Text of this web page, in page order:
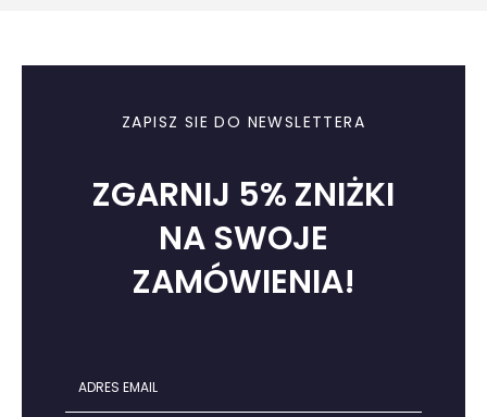
ZAPISZ SIE DO NEWSLETTERA
ZGARNIJ 5% ZNIŻKI
NA SWOJE
ZAMÓWIENIA!